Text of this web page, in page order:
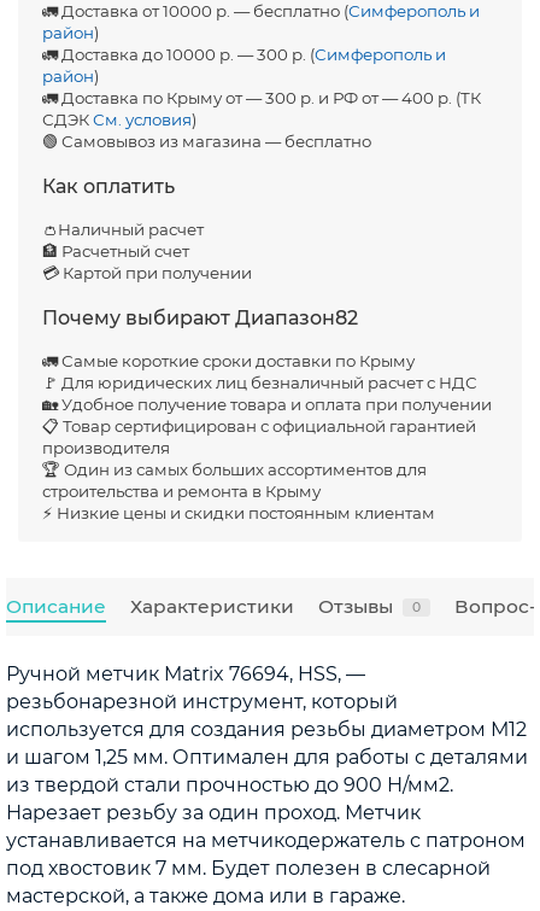
🚛 Доставка от 10000 р. — бесплатно (Симферополь и
район)
🚛 Доставка до 10000 р. — 300 р. (Симферополь и
район)
🚛 Доставка по Крыму от — 300 р. и РФ от — 400 р. (ТК
СДЭКСм. условия)
🟢 Самовывоз из магазина — бесплатно
Как оплатить
👛Наличный расчет
🏦 Расчетный счет
💳 Картой при получении
Почему выбирают Диапазон82
🚛 Самые короткие сроки доставки по Крыму
🚩 Для юридических лиц безналичный расчет с НДС
🏡 Удобное получение товара и оплата при получении
📋 Товар сертифицирован с официальной гарантией
производителя
🏆 Один из самых больших ассортиментов для
строительства и ремонта в Крыму
⚡ Низкие цены и скидки постоянным клиентам
Описание Характеристики Отзывы 0 Вопрос-
Ручной метчик Matrix 76694, HSS, —
резьбонарезной инструмент, который
используется для создания резьбы диаметром М12
и шагом 1,25 мм. Оптимален для работы с деталями
из твердой стали прочностью до 900 Н/мм2.
Нарезает резьбу за один проход. Метчик
устанавливается на метчикодержатель с патроном
под хвостовик 7 мм. Будет полезен в слесарной
мастерской, а также дома или в гараже.